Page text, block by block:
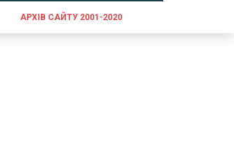
АРХІВ САЙТУ 2001-2020